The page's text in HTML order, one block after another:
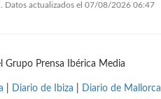
Datos actualizados el 07/08/2026 06:47
Grupo Prensa Ibérica Media
Diario de Ibiza Diario de Mallorca